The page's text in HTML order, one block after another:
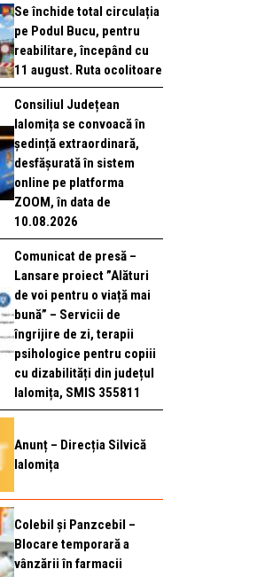
Se închide total circulația
pe Podul Bucu, pentru
reabilitare, începând cu
11 august. Ruta ocolitoare
Consiliul Județean
Ialomița se convoacă în
ședință extraordinară,
desfășurată în sistem
online pe platforma
ZOOM, în data de
10.08.2026
Comunicat de presă –
Lansare proiect ”Alături
de voi pentru o viață mai
bună” – Servicii de
îngrijire de zi, terapii
psihologice pentru copiii
cu dizabilități din județul
Ialomița, SMIS 355811
Anunț – Direcția Silvică
Ialomița
Colebil și Panzcebil –
Blocare temporară a
vânzării în farmacii